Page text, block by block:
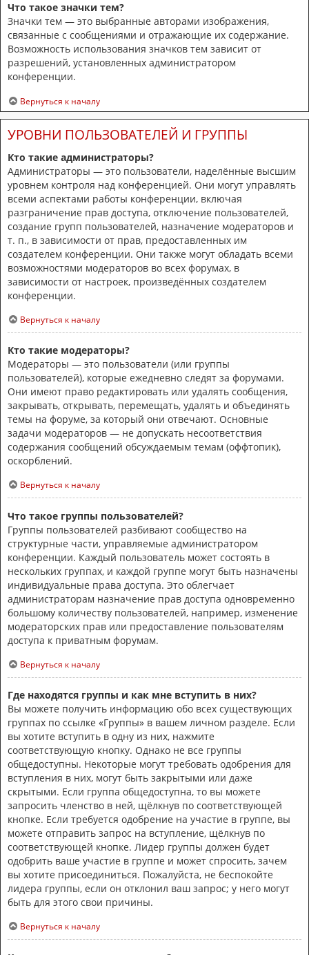
Что такое значки тем?
Значки тем — это выбранные авторами изображения,
связанные с сообщениями и отражающие их содержание.
Возможность использования значков тем зависит от
разрешений, установленных администратором
конференции.
Вернуться к началу
УРОВНИ ПОЛЬЗОВАТЕЛЕЙ И ГРУППЫ
Кто такие администраторы?
Администраторы — это пользователи, наделённые высшим
уровнем контроля над конференцией. Они могут управлять
всеми аспектами работы конференции, включая
разграничение прав доступа, отключение пользователей,
создание групп пользователей, назначение модераторов и
т. п., в зависимости от прав, предоставленных им
создателем конференции. Они также могут обладать всеми
возможностями модераторов во всех форумах, в
зависимости от настроек, произведённых создателем
конференции.
Вернуться к началу
Кто такие модераторы?
Модераторы — это пользователи (или группы
пользователей), которые ежедневно следят за форумами.
Они имеют право редактировать или удалять сообщения,
закрывать, открывать, перемещать, удалять и объединять
темы на форуме, за который они отвечают. Основные
задачи модераторов — не допускать несоответствия
содержания сообщений обсуждаемым темам (оффтопик),
оскорблений.
Вернуться к началу
Что такое группы пользователей?
Группы пользователей разбивают сообщество на
структурные части, управляемые администратором
конференции. Каждый пользователь может состоять в
нескольких группах, и каждой группе могут быть назначены
индивидуальные права доступа. Это облегчает
администраторам назначение прав доступа одновременно
большому количеству пользователей, например, изменение
модераторских прав или предоставление пользователям
доступа к приватным форумам.
Вернуться к началу
Где находятся группы и как мне вступить в них?
Вы можете получить информацию обо всех существующих
группах по ссылке «Группы» в вашем личном разделе. Если
вы хотите вступить в одну из них, нажмите
соответствующую кнопку. Однако не все группы
общедоступны. Некоторые могут требовать одобрения для
вступления в них, могут быть закрытыми или даже
скрытыми. Если группа общедоступна, то вы можете
запросить членство в ней, щёлкнув по соответствующей
кнопке. Если требуется одобрение на участие в группе, вы
можете отправить запрос на вступление, щёлкнув по
соответствующей кнопке. Лидер группы должен будет
одобрить ваше участие в группе и может спросить, зачем
вы хотите присоединиться. Пожалуйста, не беспокойте
лидера группы, если он отклонил ваш запрос; у него могут
быть для этого свои причины.
Вернуться к началу